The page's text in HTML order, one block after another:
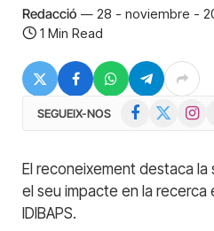
Redacció
28 - noviembre -
1 Min Read
SEGUEIX-NOS Facebook
El reconeixement destaca
el seu impacte en la recerca
IDIBAPS.